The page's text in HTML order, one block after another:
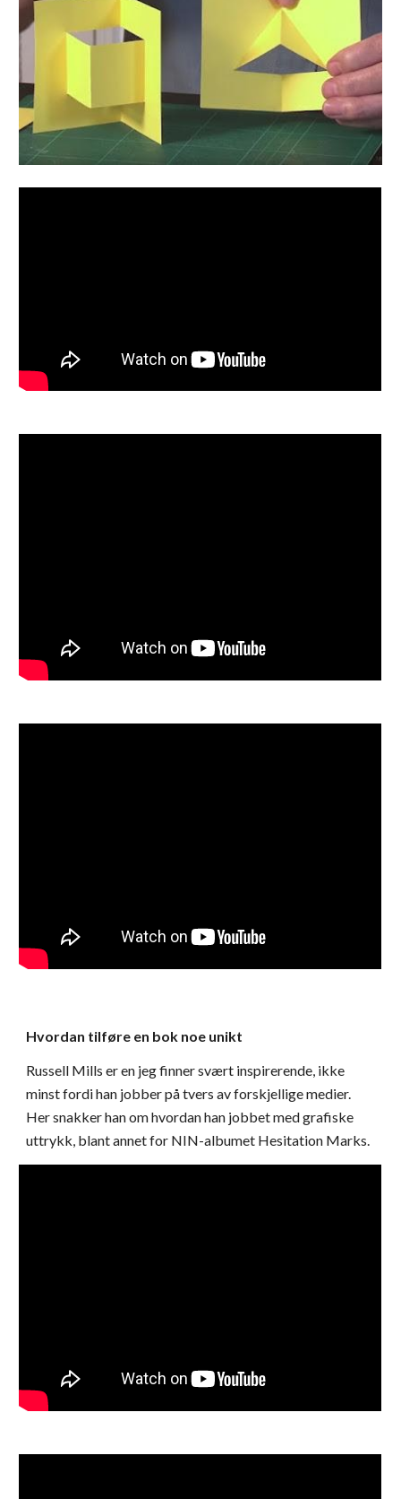
Hvordan tilføre en bok noe unikt
Russell Mills er en jeg finner svært inspirerende, ikke
minst fordi han jobber på tvers av forskjellige medier.
Her snakker han om hvordan han jobbet med grafiske
uttrykk, blant annet for NIN-albumet Hesitation Marks.